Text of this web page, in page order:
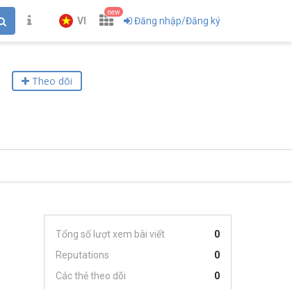
VI
new
Đăng nhập/Đăng ký
Theo dõi
Tổng số lượt xem bài viết
0
Reputations
0
Các thẻ theo dõi
0